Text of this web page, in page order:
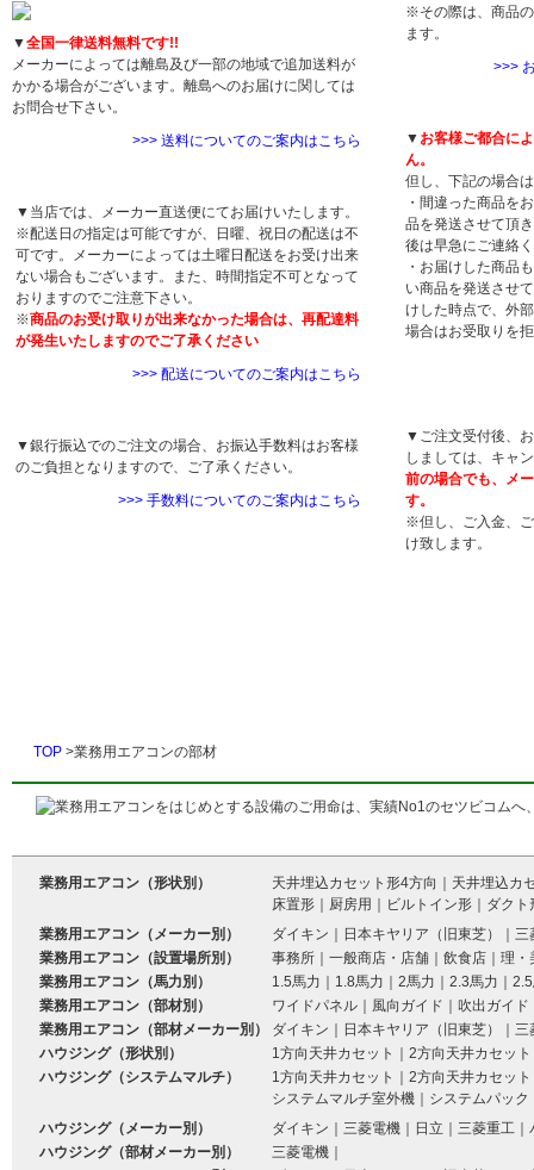
▼全国一律送料無料です!!
メーカーによっては離島及び一部の地域で追加送料が
かかる場合がございます。離島へのお届けに関しては
お問合せ下さい。
>>> 送料についてのご案内はこちら
▼当店では、メーカー直送便にてお届けいたします。
※配送日の指定は可能ですが、日曜、祝日の配送は不
可です。メーカーによっては土曜日配送をお受け出来
ない場合もございます。また、時間指定不可となって
おりますのでご注意下さい。
※商品のお受け取りが出来なかった場合は、再配達料
が発生いたしますのでご了承ください
>>> 配送についてのご案内はこちら
▼銀行振込でのご注文の場合、お振込手数料はお客様
のご負担となりますので、ご了承ください。
>>> 手数料についてのご案内はこちら
※その際は、商品
ます。
>>>
▼ お客様ご都合に
ん。
但し、下記の場合
・間違った商品を
品を発送させて頂
後は早急にご連絡
・お届けした商品
い商品を発送させ
けした時点で、外
場合はお受取りを
▼ご注文受付後、
しましては、キャ
前の場合でも、メ
す。
※但し、ご入金、
け致します。
TOP >業務用エアコンの部材
業務用エアコン（形状別） 天井埋込カセット形4方向
天井埋込カ
床置形
厨房用 ビルトイン形
ダクト
業務用エアコン（メーカー別）
ダイキン 日本キヤリア（旧東芝）
三
業務用エアコン（設置場所別）
事務所 一般商店・店舗 飲食店
理・
業務用エアコン（馬力別）
1.5馬力 1.8馬力 2馬力 2.3馬力
業務用エアコン（部材別）
ワイドパネル 風向ガイド 吹出ガイド
業務用エアコン（部材メーカー別）
ダイキン 日本キヤリア（旧東芝）
三
ハウジング（形状別）
1方向天井カセット 2方向天井カセット
ハウジング（システムマルチ）
1方向天井カセット 2方向天井カセット
システムマルチ室外機
システムパック
ハウジング（メーカー別）
ダイキン 三菱電機 日立 三菱重工
ハウジング（部材メーカー別）
三菱電機